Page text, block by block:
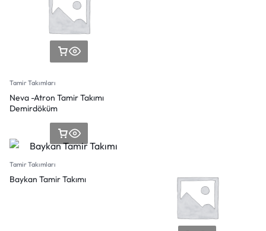
Tamir Takımları
Neva -Atron Tamir Takımı
Demirdöküm
Tamir Takımları
Baykan Tamir Takımı